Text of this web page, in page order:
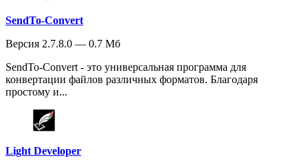
SendTo-Convert
Версия 2.7.8.0 — 0.7 Мб
SendTo-Convert - это универсальная программа для
конвертации файлов различных форматов. Благодаря
простому и...
Light Developer